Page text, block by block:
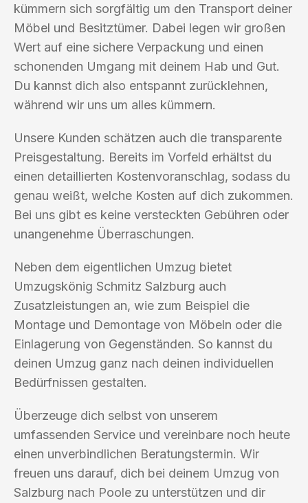
kümmern sich sorgfältig um den Transport deiner
Möbel und Besitztümer. Dabei legen wir großen
Wert auf eine sichere Verpackung und einen
schonenden Umgang mit deinem Hab und Gut.
Du kannst dich also entspannt zurücklehnen,
während wir uns um alles kümmern.
Unsere Kunden schätzen auch die transparente
Preisgestaltung. Bereits im Vorfeld erhältst du
einen detaillierten Kostenvoranschlag, sodass du
genau weißt, welche Kosten auf dich zukommen.
Bei uns gibt es keine versteckten Gebühren oder
unangenehme Überraschungen.
Neben dem eigentlichen Umzug bietet
Umzugskönig Schmitz Salzburg auch
Zusatzleistungen an, wie zum Beispiel die
Montage und Demontage von Möbeln oder die
Einlagerung von Gegenständen. So kannst du
deinen Umzug ganz nach deinen individuellen
Bedürfnissen gestalten.
Überzeuge dich selbst von unserem
umfassenden Service und vereinbare noch heute
einen unverbindlichen Beratungstermin. Wir
freuen uns darauf, dich bei deinem Umzug von
Salzburg nach Poole zu unterstützen und dir